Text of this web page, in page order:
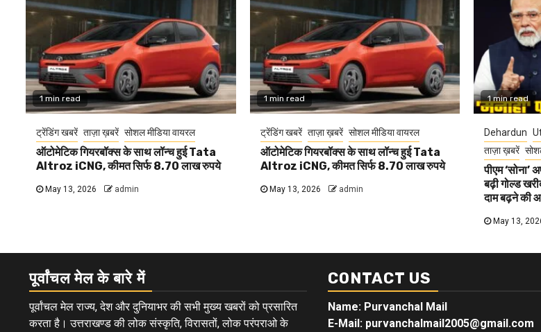
1 min read
ट्रेंडिंग खबरें ताज़ा ख़बरें सोशल मीडिया वायरल
ऑटोमेटिक गियरबॉक्स के साथ लॉन्च हुई Tata
Altroz iCNG, कीमत सिर्फ 8.70 लाख रुपये
May 13, 2026 admin
1 min read
ट्रेंडिंग खबरें ताज़ा ख़बरें सोशल मीडिया वायरल
ऑटोमेटिक गियरबॉक्स के साथ लॉन्च हुई Tata
Altroz iCNG, कीमत सिर्फ 8.70 लाख रुपये
May 13, 2026 admin
1 min read
Dehardun
ताज़ा ख़बरें
पीएम
बढ़ी गोल्ड
दाम बढ़ने की
May 13,
पूर्वांचल मेल के बारे में
पूर्वांचल मेल राज्य, देश और दुनियाभर की सभी मुख्य खबरों को प्रसारित
करता है। उत्तराखण्ड की लोक संस्कृति, विरासतों, लोक परंपराओ के
CONTACT US
Name: Purvanchal Mail
E-Mail: purvanchalmail2005@gmail.com